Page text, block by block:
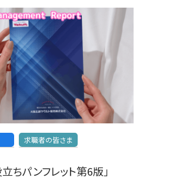
求職者の皆さま
ちパンフレット第6版」